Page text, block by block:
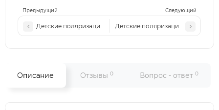
Предыдущий Следующий
Детские поляризационные солнцезащитные очки Van
Детские поляризационные
Описание Отзывы 0 Вопрос - ответ 0